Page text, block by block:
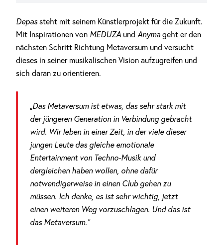
Depassteht mit seinem Künstlerprojekt für die Zukunft.
Mit Inspirationen von MEDUZA und Anyma geht er den
nächsten Schritt Richtung Metaversum und versucht
dieses in seiner musikalischen Vision aufzugreifen und
sich daran zu orientieren.
„Das Metaversum ist etwas, das sehr stark mit
der jüngeren Generation in Verbindung gebracht
wird. Wir leben in einer Zeit, in der viele dieser
jungen Leute das gleiche emotionale
Entertainment von Techno-Musik und
dergleichen haben wollen, ohne dafür
notwendigerweise in einen Club gehen zu
müssen. Ich denke, es ist sehr wichtig, jetzt
einen weiteren Weg vorzuschlagen. Und das ist
das Metaversum.“